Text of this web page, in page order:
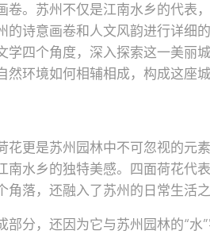
卷。苏州不仅是江南水乡的代表
的诗意画卷和人文风韵进行详细
学四个角度，深入探索这一美丽
环境如何相辅相成，构成这座城
更是苏州园林中不可忽视的元
南水乡的独特美感。四面荷花代
落，还融入了苏州的日常生活之
分，还因为它与苏州园林的“水